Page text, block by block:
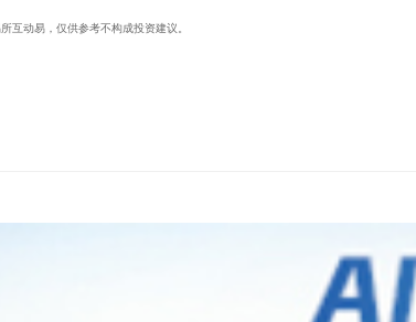
互动易，仅供参考不构成投资建议。